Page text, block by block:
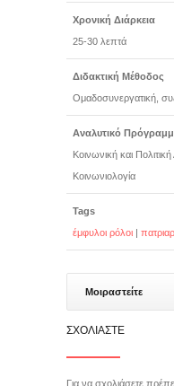
Χρονική Διάρκεια
25-30 λεπτά
Διδακτική Μέθοδος
Ομαδοσυνεργατική,
Αναλυτικό
Κοινωνική και
Κοινωνιολογία
Tags
έμφυλοι ρόλοι |
Μοιραστείτε
ΣΧΟΛΙΆΣΤΕ
Για να σχολιάσετε